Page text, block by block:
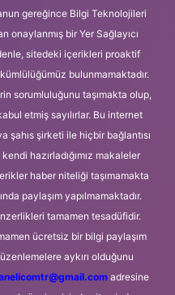
gereğince Bilgi Teknolojileri
onaylanmış bir Yer Sağlayıcı
sitedeki içerikleri proaktif
bulunmamaktadır.
sorumluluğunu taşımakta olup,
etmiş sayılırlar. Bu internet
şahıs şirketi ile hiçbir bağlantısı
hazırladığımız makaleler
haber niteliği taşımamakta
paylaşım yapılmamaktadır.
tamamen tesadüfidir.
ücretsiz bir bilgi paylaşım
aykırı olduğunu
adresine